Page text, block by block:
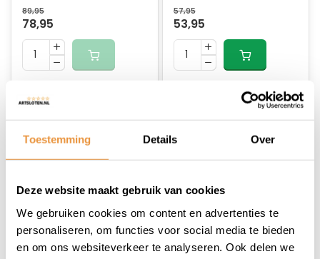
Toestemming Details Over
Deze website maakt gebruik van cookies
We gebruiken cookies om content en advertenties te
personaliseren, om functies voor social media te bieden
en om ons websiteverkeer te analyseren. Ook delen we
89,95
78,95
57,95
53,95
(0)
16" BMX Tornado -
blauw
(0)
16" BMX Tornado -
mat zwart